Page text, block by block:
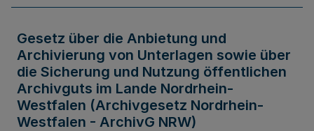
Gesetz über die Anbietung und
Archivierung von Unterlagen sowie über
die Sicherung und Nutzung öffentlichen
Archivguts im Lande Nordrhein-
Westfalen (Archivgesetz Nordrhein-
Westfalen - ArchivG NRW)